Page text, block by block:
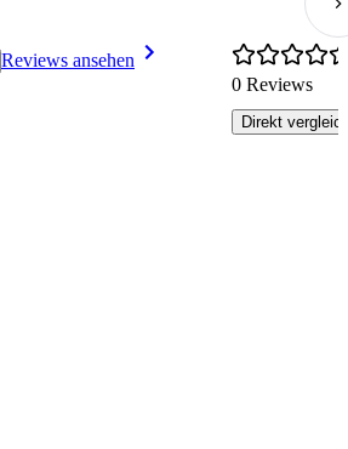
Reviews ansehen
0 Reviews
Direkt